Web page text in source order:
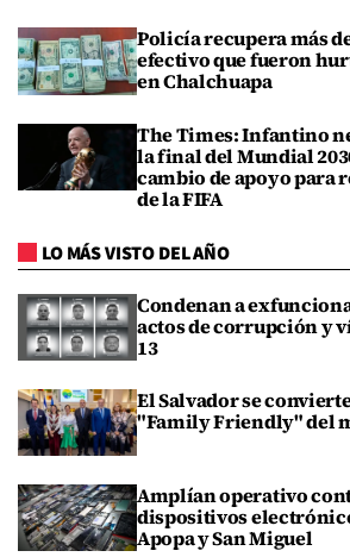
Policía recupera más
efectivo que fueron
en Chalchuapa
The Times: Infantino
la final del Mundial
cambio de apoyo para
de la FIFA
LO MÁS VISTO DEL AÑO
Condenan a
actos de corrupción y
13
El Salvador se
"Family Friendly" del
Amplían operativo
dispositivos
Apopa y San Miguel